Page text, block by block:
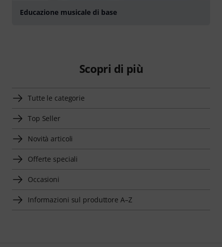
Educazione musicale di base
Scopri di più
Tutte le categorie
Top Seller
Novità articoli
Offerte speciali
Occasioni
Informazioni sul produttore A–Z